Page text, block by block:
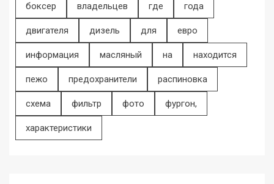
боксер владельцев где года
двигателя дизель для евро
информация масляный на находится
пежо предохранители распиновка
схема фильтр фото фургон,
характеристики